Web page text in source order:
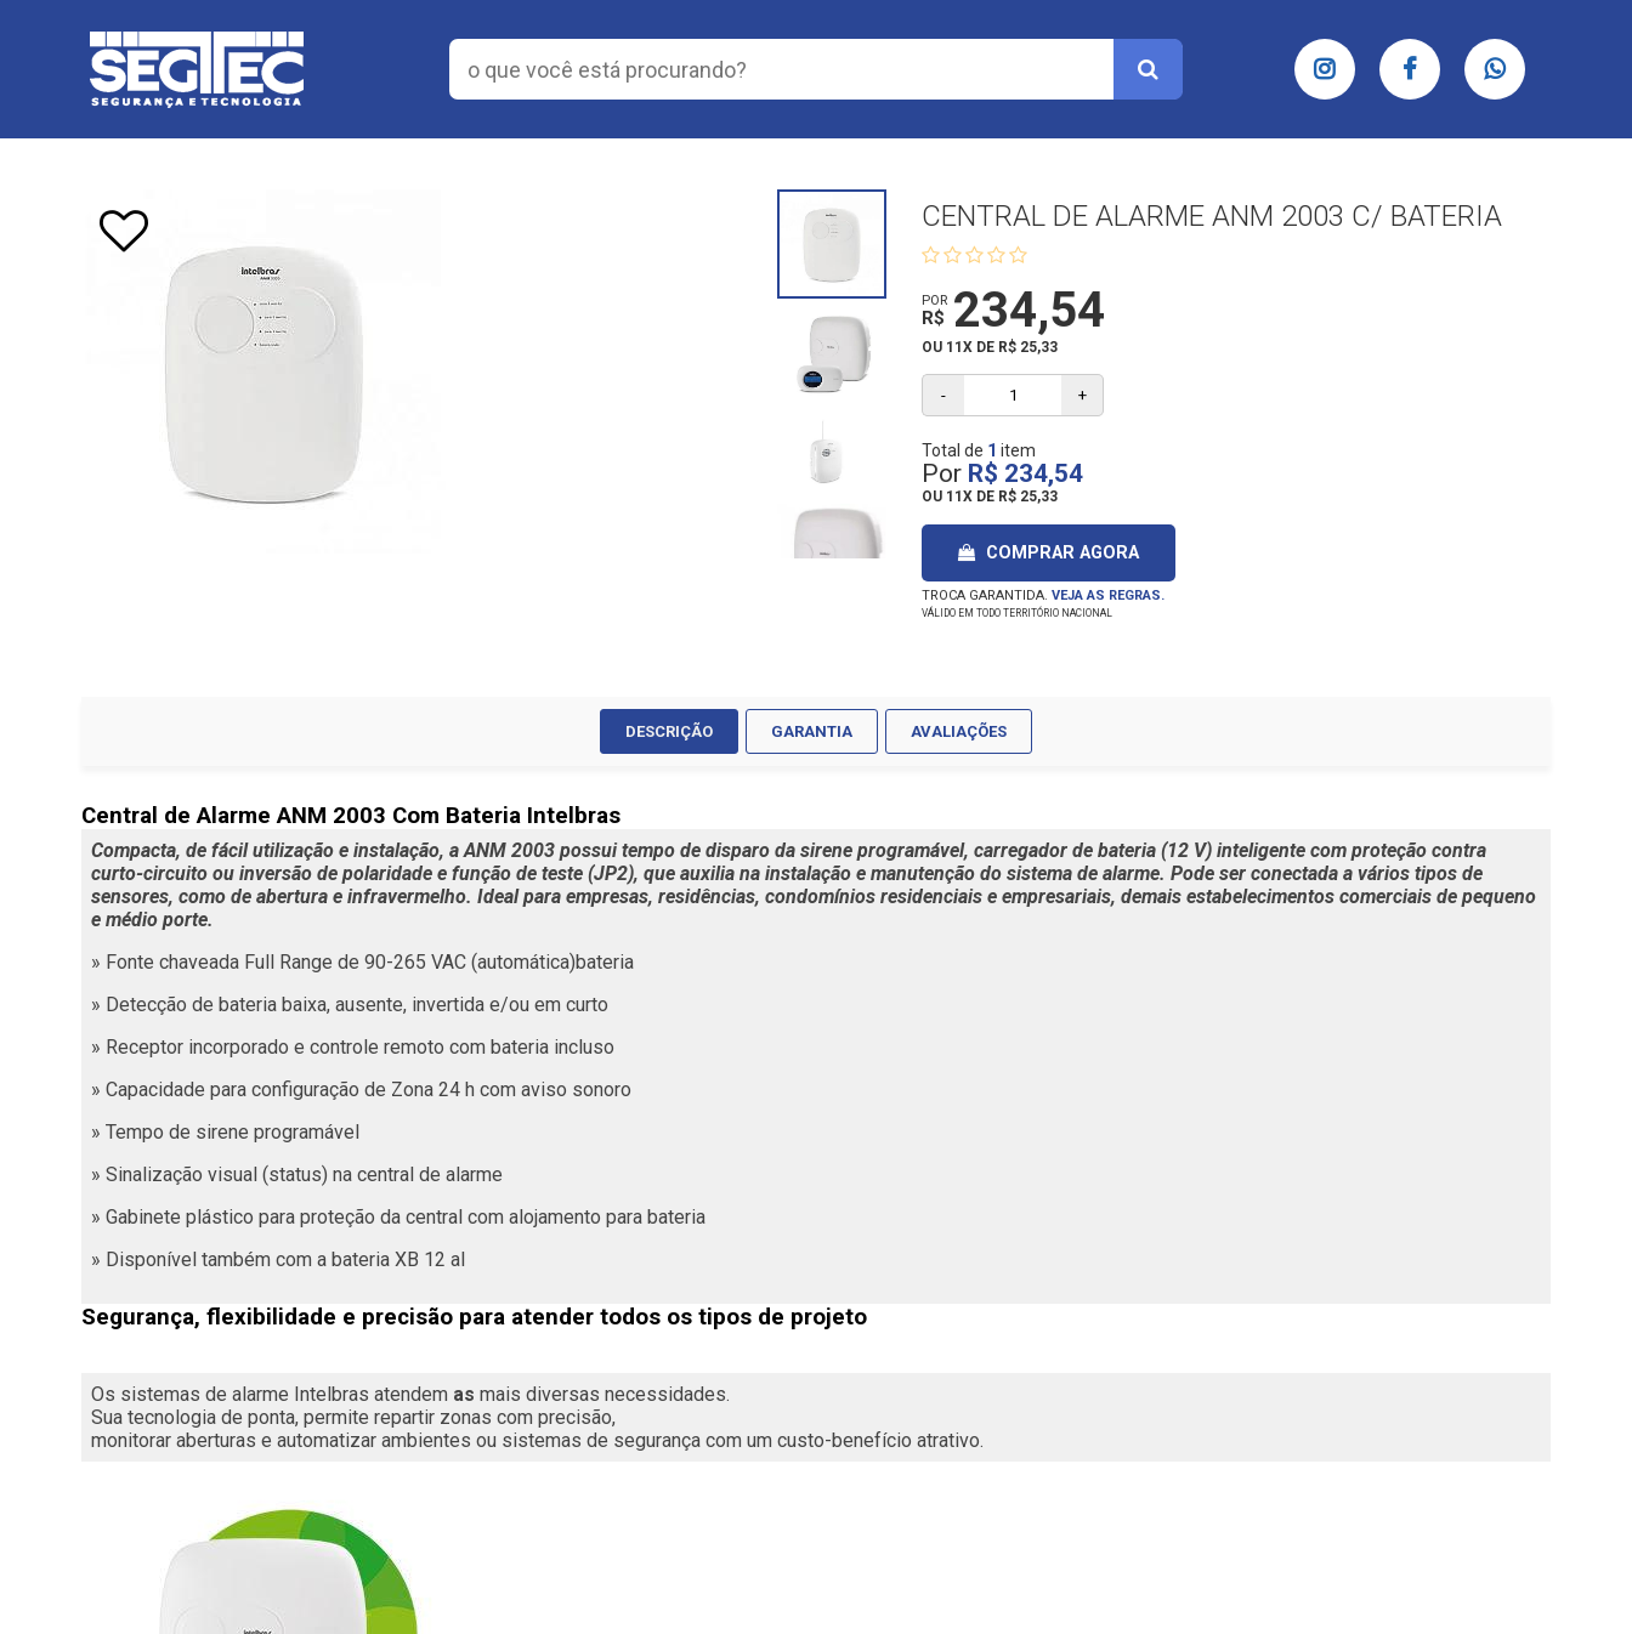
CENTRAL DE ALARME ANM 2003 C/ BATERIA
POR
R$ 234,54
OU 11X DE R$ 25,33
- +
Total de 1 item
Por R$ 234,54
OU 11X DE R$ 25,33
COMPRAR AGORA
TROCA GARANTIDA.VEJA AS REGRAS.
VÁLIDO EM TODO TERRITÓRIO NACIONAL
DESCRIÇÃO GARANTIA AVALIAÇÕES
Central de Alarme ANM 2003 Com Bateria Intelbras
Compacta, de fácil utilização e instalação, a ANM 2003 possui tempo de disparo da sirene programável, carregador de bateria (12 V) inteligente com proteção contra
curto-circuito ou inversão de polaridade e função de teste (JP2), que auxilia na instalação e manutençãodo sistema de alarme. Pode ser conectada a vários tipos de
sensores, como de abertura e infravermelho. Ideal para empresas, residências, condomínios residenciais e empresariais, demais estabelecimentos comerciais de pequeno
e médio porte.
» Fonte chaveada Full Range de 90-265 VAC (automática)bateria
» Detecção de bateria baixa, ausente, invertida e/ou em curto
» Receptor incorporado e controle remoto com bateria incluso
» Capacidade para configuração de Zona 24 h com aviso sonoro
» Tempo de sirene programável
» Sinalização visual (status) na central de alarme
» Gabinete plástico para proteção da central com alojamento para bateria
» Disponível também com a bateria XB 12 al
Segurança, flexibilidade e precisão para atender todos os tipos de projeto
Os sistemas de alarme Intelbras atendem as mais diversas necessidades.
Sua tecnologia de ponta, permite repartir zonas com precisão,
monitorar aberturas e automatizar ambientes ou sistemas de segurança com um custo-benefício atrativo.